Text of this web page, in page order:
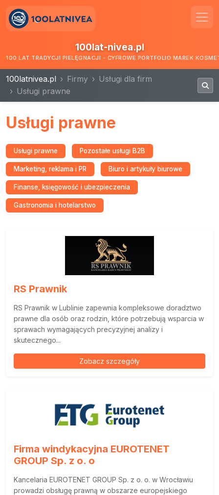
100lat-nivea.pl
100 LAT TRADYCJI PIELĘGNACJI - CYFROWE PORTFOLIO MAREK
100latnivea.pl Firmy
Usługi dla firm
Usługi prawne
Usługi prawne
Usługi prawne Pozostałe usługi B2B
Marketing, reklama i PR Biuro i artykuły biurowe
Finanse, księgowość i ubezpieczenia
Gastronomia i hotelarstwo
RS Prawnik
RS Prawnik w Lublinie zapewnia kompleksowe doradztwo
prawne dla osób oraz rodzin, które potrzebują wsparcia w
sprawach wymagających precyzyjnej analizy i
skutecznego...
Zobacz szczegóły
Firma windykacyjna EUROTENET
GROUP Sp. z o. o
Kancelaria EUROTENET GROUP Sp. z o. o. w Wrocławiu
prowadzi obsługę prawną w obszarze europejskiego